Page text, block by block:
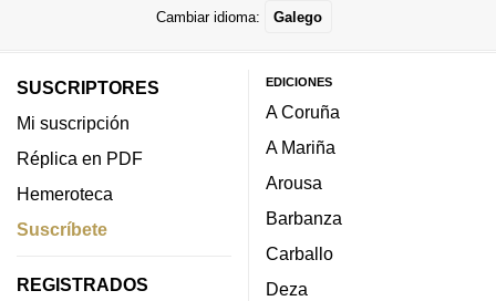
Cambiar idioma: Galego
SUSCRIPTORES
Mi suscripción
Réplica en PDF
Hemeroteca
Suscríbete
REGISTRADOS
EDICIONES
A Coruña
A Mariña
Arousa
Barbanza
Carballo
Deza